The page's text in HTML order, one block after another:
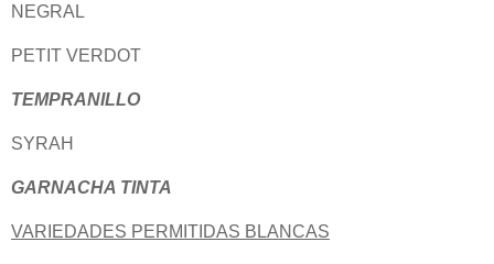
NEGRAL
PETIT VERDOT
TEMPRANILLO
SYRAH
GARNACHA TINTA
VARIEDADES PERMITIDAS BLANCAS